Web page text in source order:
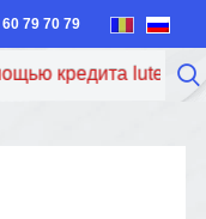
79 70 79
кредита Iute